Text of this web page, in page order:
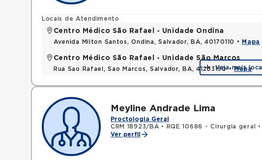
Locais de Atendimento
Centro Médico São Rafael - Unidade Ondina
Avenida Milton Santos, Ondina, Salvador, BA, 40170110 • Mapa
Centro Médico São Rafael - Unidade São Marcos
Rua Sao Rafael, Sao Marcos, Salvador, BA, 41253190 •Mapa
Veja mais
Meyline Andrade Lima
Proctologia Geral
CRM 18923/BA • RQE 10686 - Cirurgia geral •
Ver perfil